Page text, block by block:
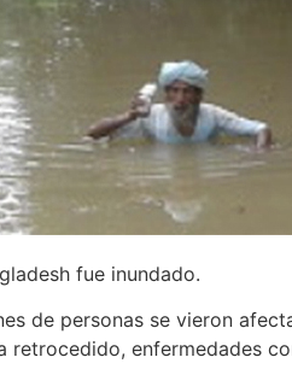
fue inundado.
de personas se vieron
retrocedido, enfermedades